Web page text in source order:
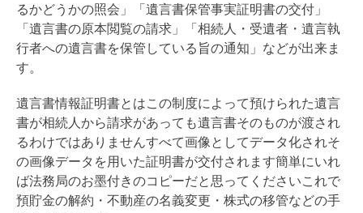
るかどうかの照会」「遺言書保管事実証明書の交付」
「遺言書の原本閲覧の請求」「相続人・受遺者・遺言執
行者への遺言書を保管している旨の通知」などが出来ま
す。
遺言書情報証明書とはこの制度によって預けられた遺言
書が相続人から請求があっても遺言書そのものが渡され
るわけではありませんすべて画像としてデータ化されそ
の画像データを用いた証明書が交付されます簡単にいれ
ば法務局のお墨付きのコピーだと思ってくださいこれで
預貯金の解約・不動産の名義変更・株式の移管などの手